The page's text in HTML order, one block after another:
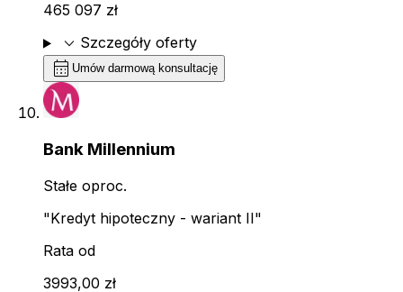
465 097 zł
expand_more Szczegóły oferty
calendar_month Umów darmową konsultację
Bank Millennium
Stałe oproc.
"Kredyt hipoteczny - wariant II"
Rata od
3993,00 zł